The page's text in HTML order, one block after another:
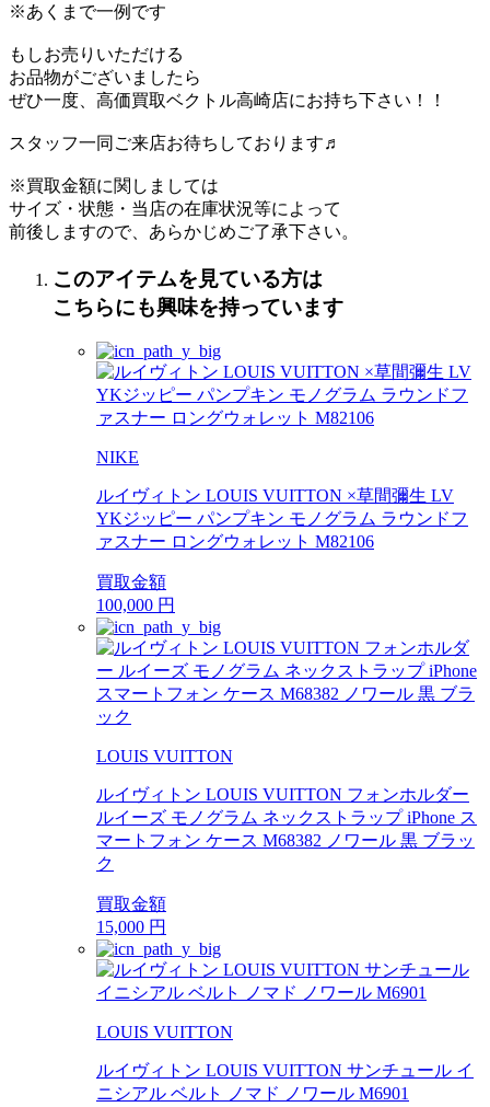
※あくまで一例です
もしお売りいただける
お品物がございましたら
ぜひ一度、高価買取ベクトル高崎店にお持ち下さい！！
スタッフ一同ご来店お待ちしております♬
※買取金額に関しましては
サイズ・状態・当店の在庫状況等によって
前後しますので、あらかじめご了承下さい。
このアイテムを見ている方は
こちらにも興味を持っています
NIKE
ルイヴィトン LOUIS VUITTON ×草間彌生 LV
YKジッピー パンプキン モノグラム ラウンドフ
ァスナー ロングウォレット M82106
買取金額
100,000 円
LOUIS VUITTON
ルイヴィトン LOUIS VUITTON フォンホルダー
ルイーズ モノグラム ネックストラップ iPhone ス
マートフォン ケース M68382 ノワール 黒 ブラッ
ク
買取金額
15,000 円
LOUIS VUITTON
ルイヴィトン LOUIS VUITTON サンチュール イ
ニシアル ベルト ノマド ノワール M6901